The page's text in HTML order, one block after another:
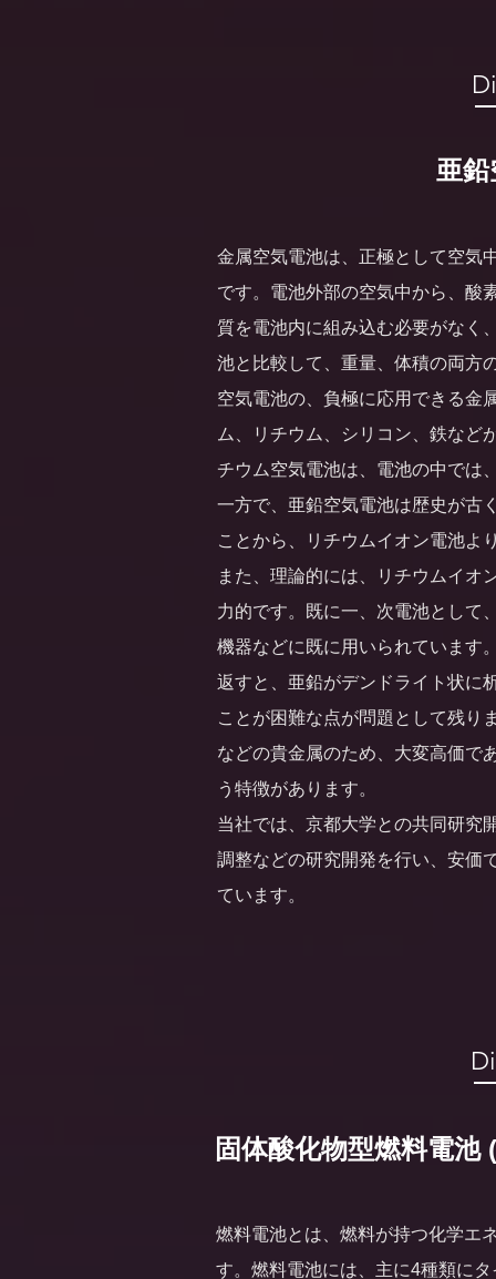
亜
金属空気電池は、正極として空気
です。電池外部の空気中から、酸
質を電池内に組み込む必要がなく
池と比較して、重量、体積の両方
空気電池の、負極に応用できる金
ム、リチウム、シリコン、鉄など
チウム空気電池は、電池の中では
一方で、亜鉛空気電池は歴史が古
ことから、リチウムイオン電池よ
また、理論的には、リチウムイオ
力的です。既に一、次電池として
機器などに既に用いられています
返すと、亜鉛がデンドライト状に
ことが困難な点が問題として残り
などの貴金属のため、大変高価で
う特徴があります。
当社では、京都大学との共同研究
調整などの研究開発を行い、安価
ています。
固体酸化物型燃料電
燃料電池とは、燃料が持つ化学エ
す。燃料電池には、主に4種類に